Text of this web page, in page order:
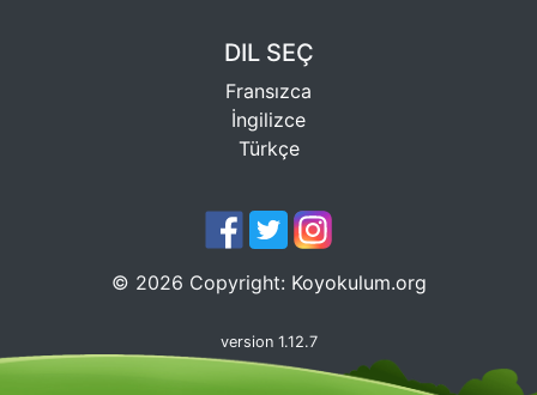
DIL SEÇ
Fransızca
İngilizce
Türkçe
© 2026 Copyright: Koyokulum.org
version 1.12.7